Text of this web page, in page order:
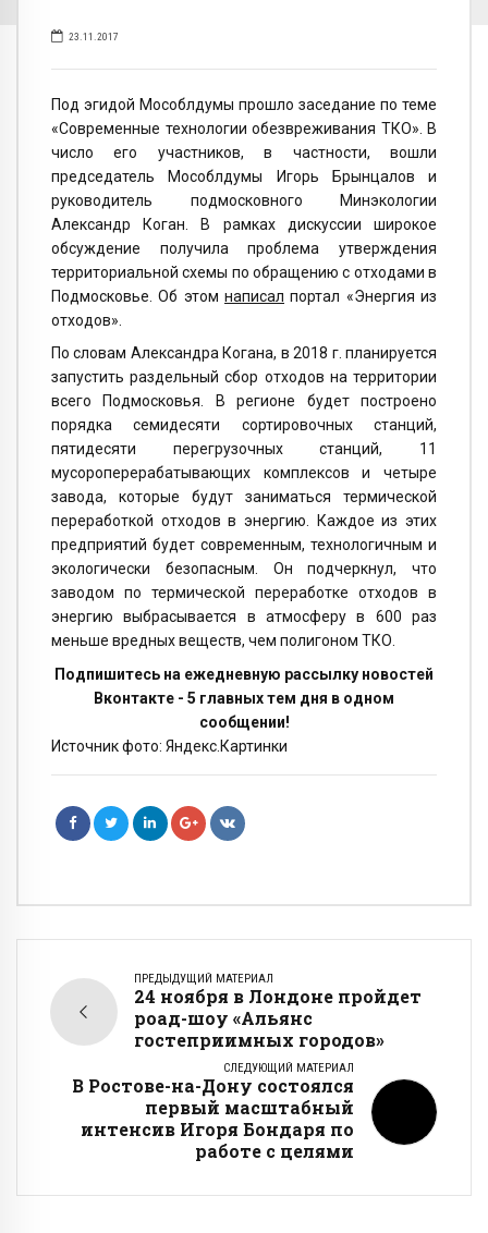
23.11.2017
Под эгидой Мособлдумы прошло заседание по теме
«Современные технологии обезвреживания ТКО». В
число его участников, в частности, вошли
председатель Мособлдумы Игорь Брынцалов и
руководитель подмосковного Минэкологии
Александр Коган. В рамках дискуссии широкое
обсуждение получила проблема утверждения
территориальной схемы по обращению с отходами в
Подмосковье. Об этом написал портал «Энергия из
отходов».
По словам Александра Когана, в 2018 г. планируется
запустить раздельный сбор отходов на территории
всего Подмосковья. В регионе будет построено
порядка семидесяти сортировочных станций,
пятидесяти перегрузочных станций, 11
мусороперерабатывающих комплексов и четыре
завода, которые будут заниматься термической
переработкой отходов в энергию. Каждое из этих
предприятий будет современным, технологичным и
экологически безопасным. Он подчеркнул, что
заводом по термической переработке отходов в
энергию выбрасывается в атмосферу в 600 раз
меньше вредных веществ, чем полигоном ТКО.
Подпишитесь на ежедневную рассылку новостей
Вконтакте - 5 главных тем дня в одном
сообщении!
Источник фото: Яндекс.Картинки
ПРЕДЫДУЩИЙ МАТЕРИАЛ
24 ноября в Лондоне пройдет
роад-шоу «Альянс
гостеприимных городов»
СЛЕДУЮЩИЙ МАТЕРИАЛ
В Ростове-на-Дону состоялся
первый масштабный
интенсив Игоря Бондаря по
работе с целями